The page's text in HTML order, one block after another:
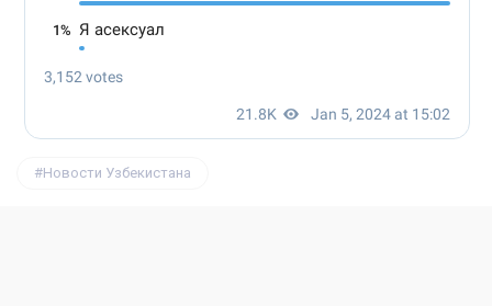
Новости Узбекистана